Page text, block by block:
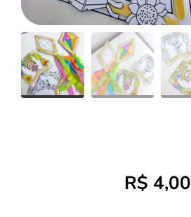
R$ 4,00